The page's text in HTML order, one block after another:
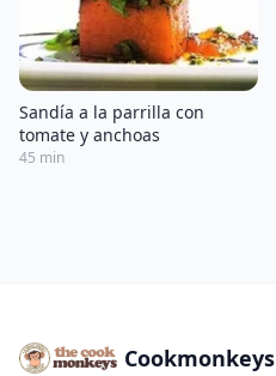
Sandía a la parrilla con
tomate y anchoas
45 min
Cookmonkeys